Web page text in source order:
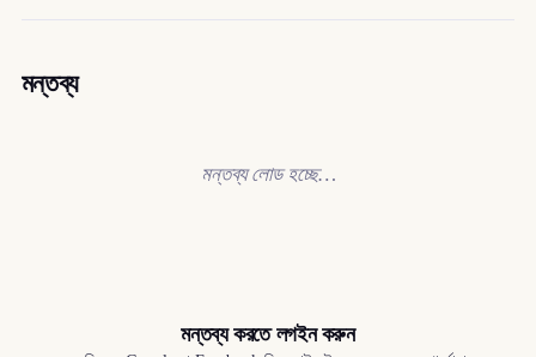
মন্তব্য
মন্তব্য লোড হচ্ছে…
মন্তব্য করতে লগইন করুন